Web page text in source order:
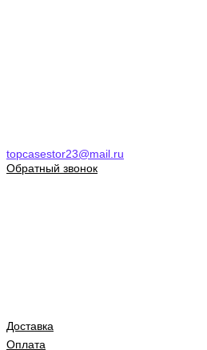
topcasestor23@mail.ru
Обратный звонок
Доставка
Оплата